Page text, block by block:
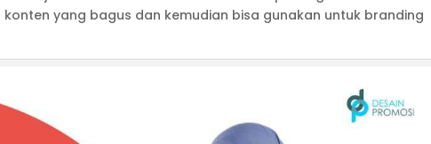
yang bagus dan kemudian bisa gunakan untuk branding